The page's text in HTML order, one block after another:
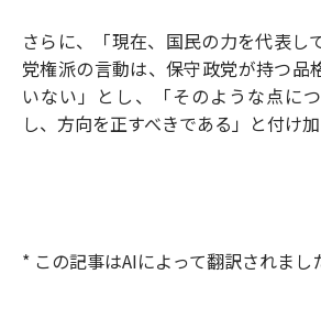
さらに、「現在、国民の力を代表し
党権派の言動は、保守政党が持つ品
いない」とし、「そのような点に
し、方向を正すべきである」と付け加
* この記事はAIによって翻訳されまし